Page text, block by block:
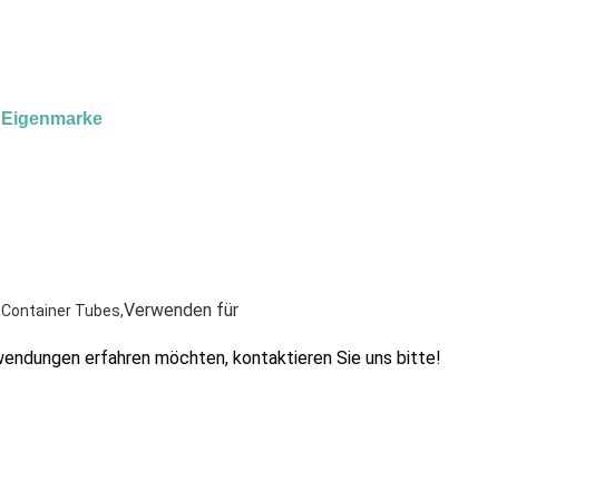
Tubes,Verwenden für
erfahren möchten, kontaktieren Sie uns bitte!